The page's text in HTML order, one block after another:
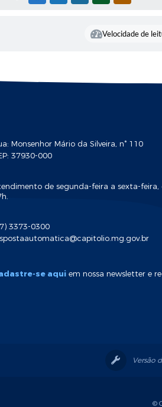
Velocidade de
Monsenhor Mário da Silveira, n° 110
37930-000
de segunda-feira a sexta-feira,
3373-0300
se aqui em nossa newsletter e
Versão
©